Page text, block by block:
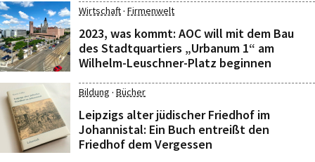
Wirtschaft· Firmenwelt
2023, was kommt: AOC will mit dem Bau
des Stadtquartiers „Urbanum 1“ am
Wilhelm-Leuschner-Platz beginnen
Bildung · Bücher
Leipzigs alter jüdischer Friedhof im
Johannistal: Ein Buch entreißt den
Friedhof dem Vergessen